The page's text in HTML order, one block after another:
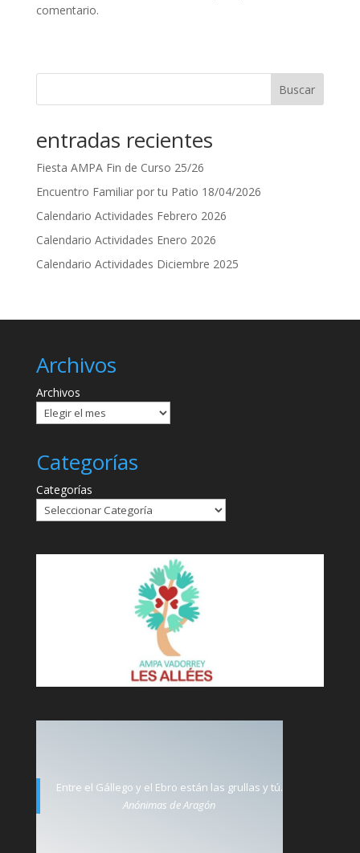
comentario.
Buscar
entradas recientes
Fiesta AMPA Fin de Curso 25/26
Encuentro Familiar por tu Patio 18/04/2026
Calendario Actividades Febrero 2026
Calendario Actividades Enero 2026
Calendario Actividades Diciembre 2025
Archivos
Archivos
Categorías
Categorías
Entre el Gállego y el Ebro están las grullas y tú.
Anónimas de Aragón